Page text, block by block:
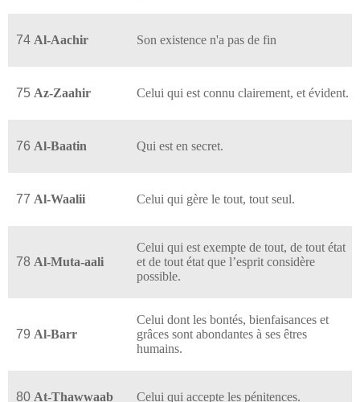
74 Al-Aachir Son existence n'a pas de fin
75 Az-Zaahir Celui qui est connu clairement, et évident.
76 Al-Baatin Qui est en secret.
77 Al-Waalii Celui qui gère le tout, tout seul.
78 Al-Muta-aali
Celui qui est exempte de tout, de tout état
et de tout état que l’esprit considère
possible.
79 Al-Barr
Celui dont les bontés, bienfaisances et
grâces sont abondantes à ses êtres
humains.
80 At-Thawwaab Celui qui accepte les pénitences.